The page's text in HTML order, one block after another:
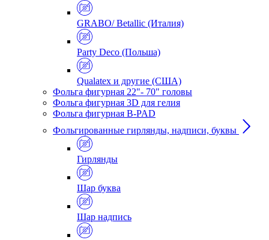
GRABO/ Betallic (Италия)
Party Deco (Польша)
Qualatex и другие (США)
Фольга фигурная 22"- 70" головы
Фольга фигурная 3D для гелия
Фольга фигурная B-PAD
Фольгированные гирлянды, надписи, буквы
Гирлянды
Шар буква
Шар надпись